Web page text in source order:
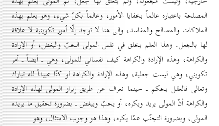
المصلحة باعتباره عالماً بخفايا الاُمور، وعالماً بكلّ شيء، وهو يعلم بهذه
الملاكات والمصالح والمفاسد، وإلى هنا لا توجد إلّا اُمور تكوينية لا علاقة
لها بالجعل. وهذا العلم يخلق في نفس المولى الحبّ والبغض، أو الإرادة
والكراهة، وهذه الإرادة والكراهة كيف نفساني للمولى، وهي ـ أيضاً ـ أمر
تكويني، وهي ليست جعلية، وهذه الإرادة والكراهة لو كنّا عبيداً لله تبارك
وتعالى فالعقل يحكم ـ حينما نعرف عن طريق إبراز المولى لهذه الإرادة
والكراهة أنّ المولى يريد ويكره، أو يحبّ ويبغض ـ بضرورة تحقيق ما يريده
المولى، وبضرورة التجنّب عمّا يكره، وهذا هو وجوب الامتثال، وهو